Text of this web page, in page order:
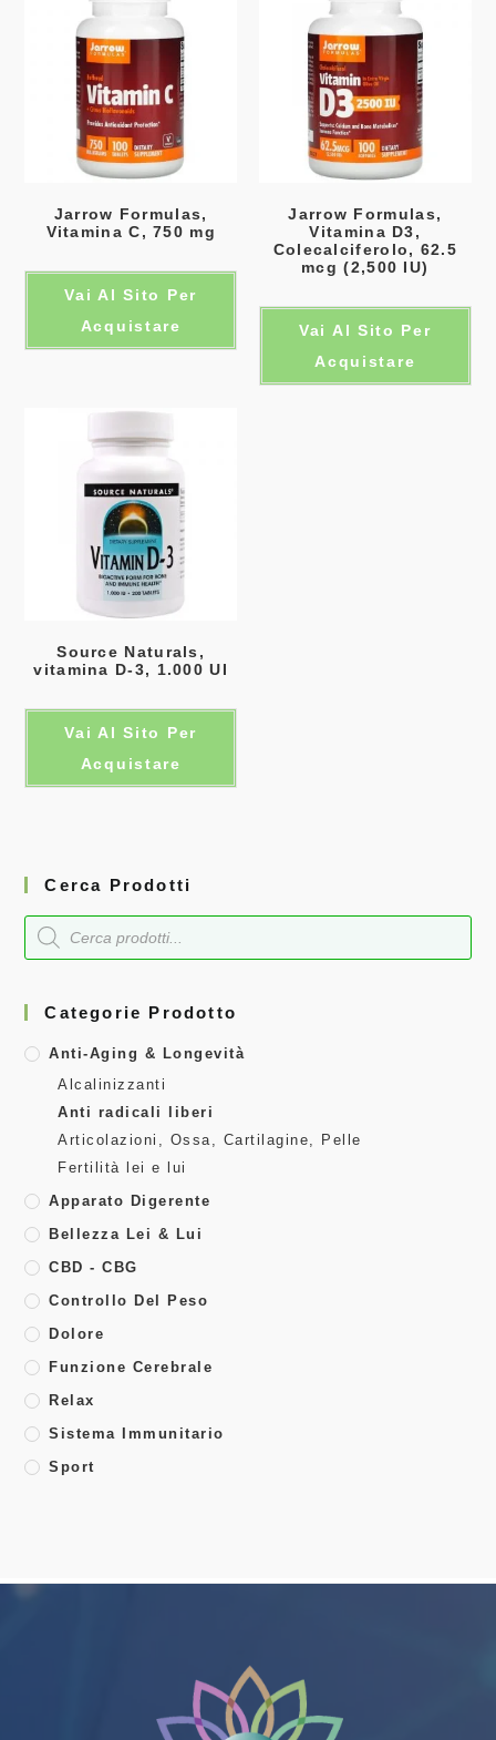
Jarrow Formulas,
Vitamina C, 750 mg
Vai Al Sito Per
Acquistare
Jarrow Formulas,
Vitamina D3,
Colecalciferolo, 62.5
mcg (2,500 IU)
Vai Al Sito Per
Acquistare
Source Naturals,
vitamina D-3, 1.000 UI
Vai Al Sito Per
Acquistare
Cerca Prodotti
Categorie Prodotto
Anti-Aging & Longevità
Alcalinizzanti
Anti radicali liberi
Articolazioni, Ossa, Cartilagine, Pelle
Fertilità lei e lui
Apparato Digerente
Bellezza Lei & Lui
CBD - CBG
Controllo Del Peso
Dolore
Funzione Cerebrale
Relax
Sistema Immunitario
Sport